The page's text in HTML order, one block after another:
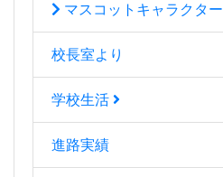
マスコットキャラクター
校長室より
学校生活
進路実績